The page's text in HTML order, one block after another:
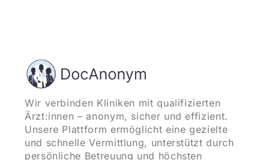
Wir verbinden Kliniken mit qualifizierten
Ärzt:innen – anonym, sicher und effizient.
Unsere Plattform ermöglicht eine gezielte
und schnelle Vermittlung, unterstützt durch
persönliche Betreuung und höchsten